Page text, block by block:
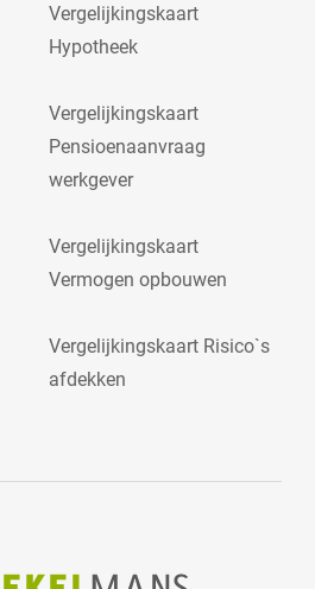
Vergelijkingskaart
Hypotheek
Vergelijkingskaart
Pensioenaanvraag
werkgever
Vergelijkingskaart
Vermogen opbouwen
Vergelijkingskaart Risico`s
afdekken